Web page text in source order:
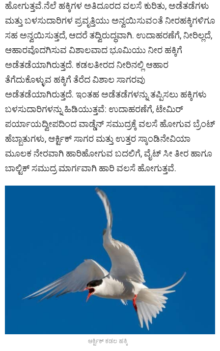
ಹೋಗುತ್ತವೆ.ನೆಲೆ ಹಕ್ಕಿಗಳ ಅತಿದೂರದ ವಲಸೆ ಕುರಿತು, ಅಡೆತಡೆಗಳು
ಮತ್ತು ಬಳಸುದಾರಿಗಳ ಪ್ರವೃತ್ತಿಯು ಅನ್ವಯಿಸುವಂತೆ ನೀರಹಕ್ಕಿಗಳಿಗೂ
ಸಹ ಅನ್ವಯಿಸುತ್ತದೆ, ಆದರೆ ತದ್ವಿರುದ್ಧವಾಗಿ. ಉದಾಹರಣೆಗೆ, ನೀರಿಲ್ಲದೆ,
ಆಹಾರವೊದಗಿಸುವ ವಿಶಾಲವಾದ ಭೂಮಿಯು ನೀರ ಹಕ್ಕಿಗೆ
ಅಡೆತಡೆಯಾಗಿರುತ್ತದೆ. ಕಡಲತೀರದ ನೀರಿನಲ್ಲಿ ಆಹಾರ
ತೆಗೆದುಕೊಳ್ಳುವ ಹಕ್ಕಿಗೆ ತೆರೆದ ವಿಶಾಲ ಸಾಗರವು
ಅಡೆತಡೆಯಾಗಿರುತ್ತದೆ. ಇಂತಹ ಅಡೆತಡೆಗಳನ್ನು ತಪ್ಪಿಸಲು ಹಕ್ಕಿಗಳು
ಬಳಸುದಾರಿಗಳನ್ನು ಹಿಡಿಯುತ್ತವೆ: ಉದಾಹರಣೆಗೆ, ಟೇಮಿರ್‌
ಪರ್ಯಾಯದ್ವೀಪದಿಂದ ವಾಡ್ಡೆನ್‌ ಸಮುದ್ರಕ್ಕೆ ವಲಸೆ ಹೋಗುವ ಬ್ರೆಂಟ್‌
ಹೆಬ್ಬಾತುಗಳು, ಆರ್ಕ್ಟಿಕ್‌ ಸಾಗರ ಮತ್ತು ಉತ್ತರ ಸ್ಕಾಂಡಿನೇವಿಯಾ
ಮೂಲಕ ನೇರವಾಗಿ ಹಾರಿಹೋಗುವ ಬದಲಿಗೆ, ವೈಟ್ ಸೀ ತೀರ ಹಾಗೂ
ಬಾಲ್ಟಿಕ್‌ ಸಮುದ್ರ ಮಾರ್ಗವಾಗಿ ಹಾರಿ ವಲಸೆ ಹೋಗುತ್ತವೆ.
ಆರ್ಕ್ಟಿಕ್‌ ಕಡಲ ಹಕ್ಕಿ